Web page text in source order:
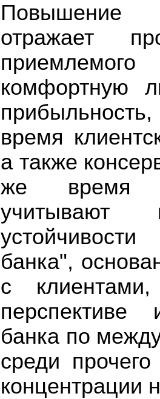
Повышение
отражает
комфортную
время
а также
же время
банка",
с
банка по
среди
концентрации